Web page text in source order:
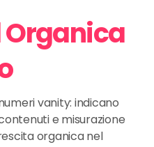
vanity: indicano
e misurazione
organica nel